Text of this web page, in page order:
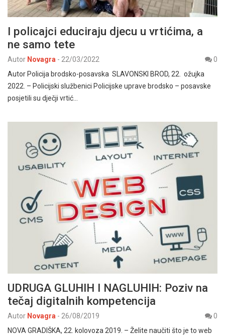
I policajci educiraju djecu u vrtićima, a
ne samo tete
Autor Novagra - 22/03/2022
0
Autor Policija brodsko-posavska SLAVONSKI BROD, 22. ožujka
2022. – Policijski službenici Policijske uprave brodsko – posavske
posjetili su dječji vrtić…
UDRUGA GLUHIH I NAGLUHIH: Poziv na
tečaj digitalnih kompetencija
Autor Novagra - 26/08/2019
0
NOVA GRADIŠKA, 22. kolovoza 2019. – Želite naučiti što je to web